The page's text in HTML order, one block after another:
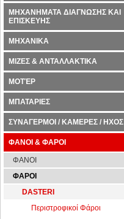
ΜΗΧΑΝΗΜΑΤΑ ΔΙΑΓΝΩΣΗΣ ΚΑΙ
ΕΠΙΣΚΕΥΗΣ
ΜΗΧΑΝΙΚΑ
ΜΙΖΕΣ & ΑΝΤΑΛΛΑΚΤΙΚΑ
ΜΟΤΈΡ
ΜΠΑΤΑΡΙΕΣ
ΣΥΝΑΓΕΡΜΟΙ / ΚΑΜΕΡΕΣ / ΗΧΟΣ
ΦΑΝΟΙ & ΦΑΡΟΙ
ΦΑΝΟΙ
ΦΑΡΟΙ
DASTERI
Περιστροφικοί Φάροι